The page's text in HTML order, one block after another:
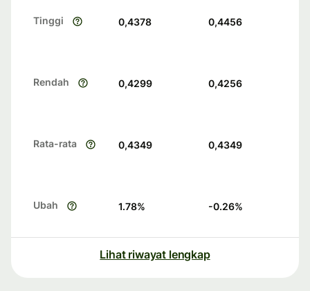
Tinggi 0,4378 0,4456
Rendah 0,4299 0,4256
Rata-rata 0,4349 0,4349
Ubah 1.78% -0.26%
Lihat riwayat lengkap